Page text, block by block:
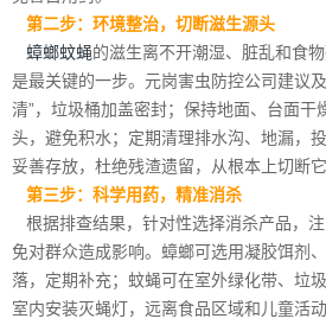
第二步：环境整治，切断滋生源头
蟑螂蚊蝇的滋生离不开潮湿、脏乱和食
是最关键的一步。元岗害虫防控公司建议
清”，垃圾桶加盖密封；保持地面、台面干
头，避免积水；定期清理排水沟、地漏，
妥善存放，杜绝残渣遗留，从根本上切断它
第三步：科学用药，精准消杀
根据排查结果，针对性选择消杀产品，
免对群众造成影响。蟑螂可选用凝胶饵剂
落，定期补充；蚊蝇可在室外绿化带、垃
室内安装灭蝇灯，远离食品区域和儿童活